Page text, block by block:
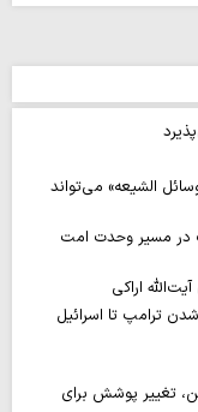
الشیعه» می‌تواند
در مسیر وحدت امت
اراکی
۱۴۰۵؛ از لگدمال شدن ترامپ تا اسرائیل
تغییر پوشش برای